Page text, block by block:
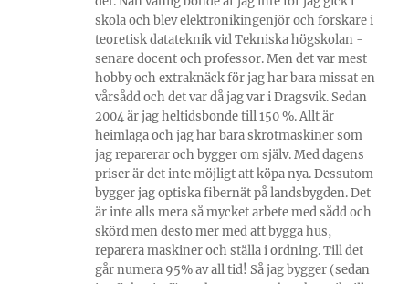
skola och blev elektronikingenjör och forskare i
teoretisk datateknik vid Tekniska högskolan -
senare docent och professor. Men det var mest
hobby och extraknäck för jag har bara missat en
vårsådd och det var då jag var i Dragsvik. Sedan
2004 är jag heltidsbonde till 150 %. Allt är
heimlaga och jag har bara skrotmaskiner som
jag reparerar och bygger om själv. Med dagens
priser är det inte möjligt att köpa nya. Dessutom
bygger jag optiska fibernät på landsbygden. Det
är inte alls mera så mycket arbete med sådd och
skörd men desto mer med att bygga hus,
reparera maskiner och ställa i ordning. Till det
går numera 95% av all tid! Så jag bygger (sedan